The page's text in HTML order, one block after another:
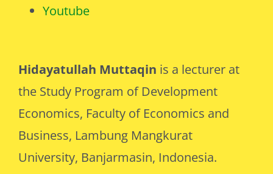
Hidayatullah Muttaqin is a lecturer at
the Study Program of Development
Economics, Faculty of Economics and
Business, Lambung Mangkurat
University, Banjarmasin, Indonesia.
Youtube